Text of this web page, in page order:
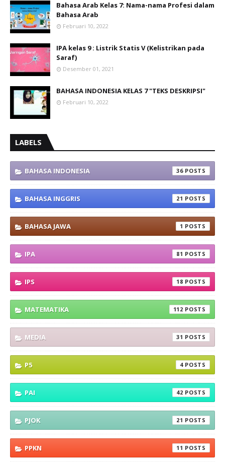
Bahasa Arab Kelas 7: Nama-nama Profesi dalam
Bahasa Arab
Februari 10, 2022
IPA kelas 9 : Listrik Statis V (Kelistrikan pada
Saraf)
Desember 01, 2021
BAHASA INDONESIA KELAS 7 "TEKS DESKRIPSI"
Februari 10, 2022
LABELS
BAHASA INDONESIA 36
BAHASA INGGRIS 21
BAHASA JAWA 1
IPA 81
IPS 18
MATEMATIKA 112
MEDIA 31
P5 4
PAI 42
PJOK 21
PPKN 11